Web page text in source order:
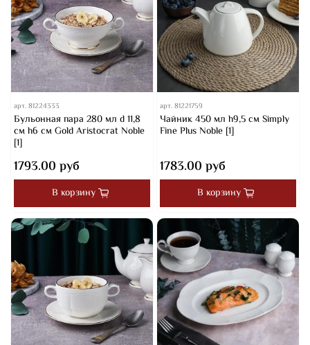
арт.81224333
Бульонная пара 280 мл d 11,8
см h6 см Gold Aristocrat Noble
[1]
1793.00 руб
В корзину
арт.81221759
Чайник 450 мл h9,5 см Simply
Fine Plus Noble [1]
1783.00 руб
В корзину